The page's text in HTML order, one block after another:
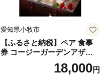
愛知県小牧市
【ふるさと納税】ペア 食事
券 コージーガーデンアザレ
ア アフタヌーン宝石箱 ホテ
ル特製 デザート 6種類 サン
18,000円